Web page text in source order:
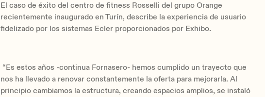
El caso de éxito del centro de fitness Rosselli del grupo Orange
recientemente inaugurado en Turín, describe la experiencia de usuario
fidelizado por los sistemas Ecler proporcionados por Exhibo.
“Es estos años -continua Fornasero- hemos cumplido un trayecto que
nos ha llevado a renovar constantemente la oferta para mejorarla. Al
principio cambiamos la estructura, creando espacios amplios, se instaló